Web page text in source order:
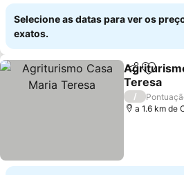
Selecione as datas para ver os
exatos.
Partilhar
Teresa
/
a 1.6 km de